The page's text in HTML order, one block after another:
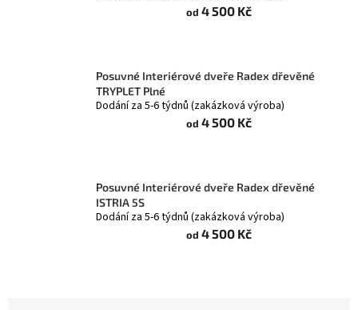
od 4 500 Kč
Posuvné Interiérové dveře Radex dřevěné
TRYPLET Plné
Dodání za 5-6 týdnů (zakázková výroba)
od 4 500 Kč
Posuvné Interiérové dveře Radex dřevěné
ISTRIA 5S
Dodání za 5-6 týdnů (zakázková výroba)
od 4 500 Kč